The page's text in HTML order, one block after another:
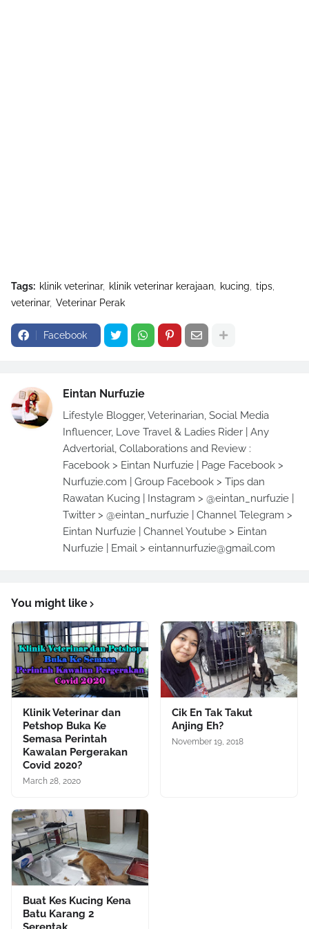
Tags: klinik veterinar klinik veterinar kerajaan kucing
tips
veterinar Veterinar Perak
Facebook
Eintan Nurfuzie
Lifestyle Blogger, Veterinarian, Social Media
Influencer, Love Travel & Ladies Rider | Any
Advertorial, Collaborations and Review :
Facebook > Eintan Nurfuzie | Page Facebook >
Nurfuzie.com | Group Facebook > Tips dan
Rawatan Kucing | Instagram > @eintan_nurfuzie |
Twitter > @eintan_nurfuzie | Channel Telegram >
Eintan Nurfuzie | Channel Youtube > Eintan
Nurfuzie | Email > eintannurfuzie@gmail.com
You might like
Klinik Veterinar dan
Petshop Buka Ke
Semasa Perintah
Kawalan Pergerakan
Covid 2020?
March 28, 2020
Cik En Tak Takut
Anjing Eh?
November 19, 2018
Buat Kes Kucing Kena
Batu Karang 2